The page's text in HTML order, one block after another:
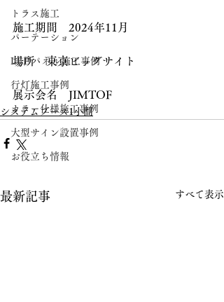
トラス施工
パーテーション
LEDパネル施工事例
行灯施工事例
カラー仕様施工事例
大型サイン設置事例
お役立ち情報
施工期間　2024年11月
場所　東京ビッグサイト
展示会名　JIMTOF
システムブース1小間
最新記事 すべて表示